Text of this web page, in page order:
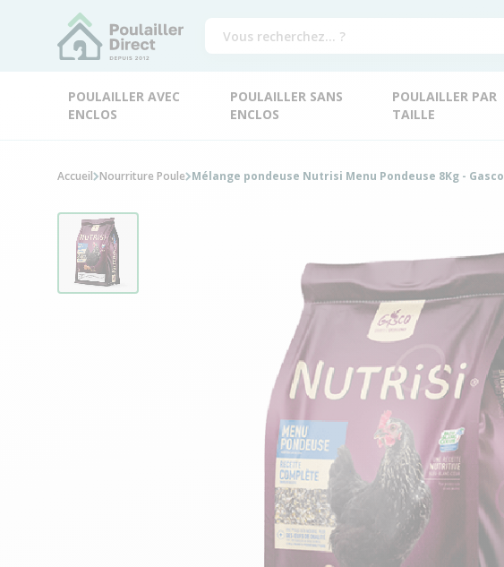
POULAILLER AVEC
ENCLOS
POULAILLER SANS
ENCLOS
POULAILLER PAR
TAILLE
Accueil Nourriture Poule Mélange pondeuse Nutrisi Menu Pondeuse 8Kg - Gasco